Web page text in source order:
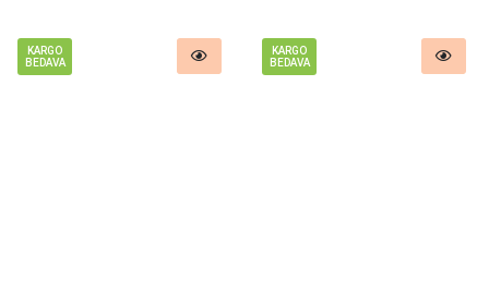
KARGO
BEDAVA
KARGO
BEDAVA